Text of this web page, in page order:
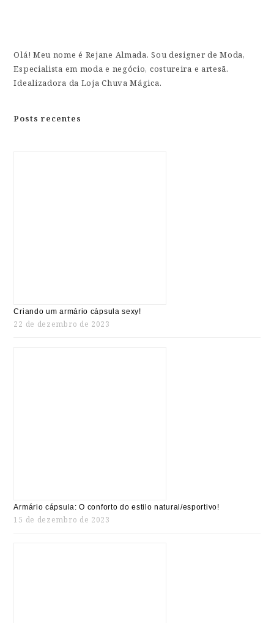
Olá! Meu nome é Rejane Almada. Sou designer de Moda,
Especialista em moda e negócio, costureira e artesã.
Idealizadora da Loja Chuva Mágica.
Posts recentes
Criando um armário cápsula sexy!
22 de dezembro de 2023
Armário cápsula: O conforto do estilo natural/esportivo!
15 de dezembro de 2023